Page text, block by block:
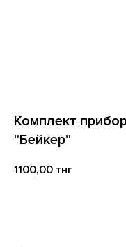
Комплект
"Бейкер"
1100,00 тнг